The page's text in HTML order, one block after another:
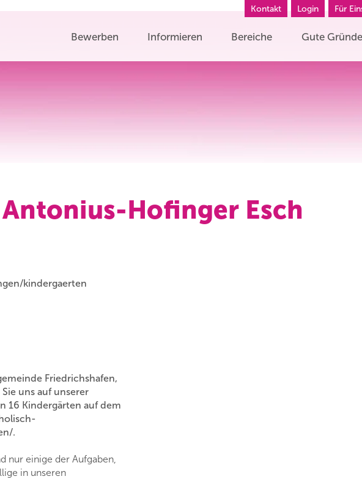
Kontakt Login Für
Bewerben Informieren Bereiche Gute Gründe
Hofinger Esch
kindergaerten
Friedrichshafen,
uns auf unserer
16 Kindergärten auf dem
.
nur einige der Aufgaben,
in unseren